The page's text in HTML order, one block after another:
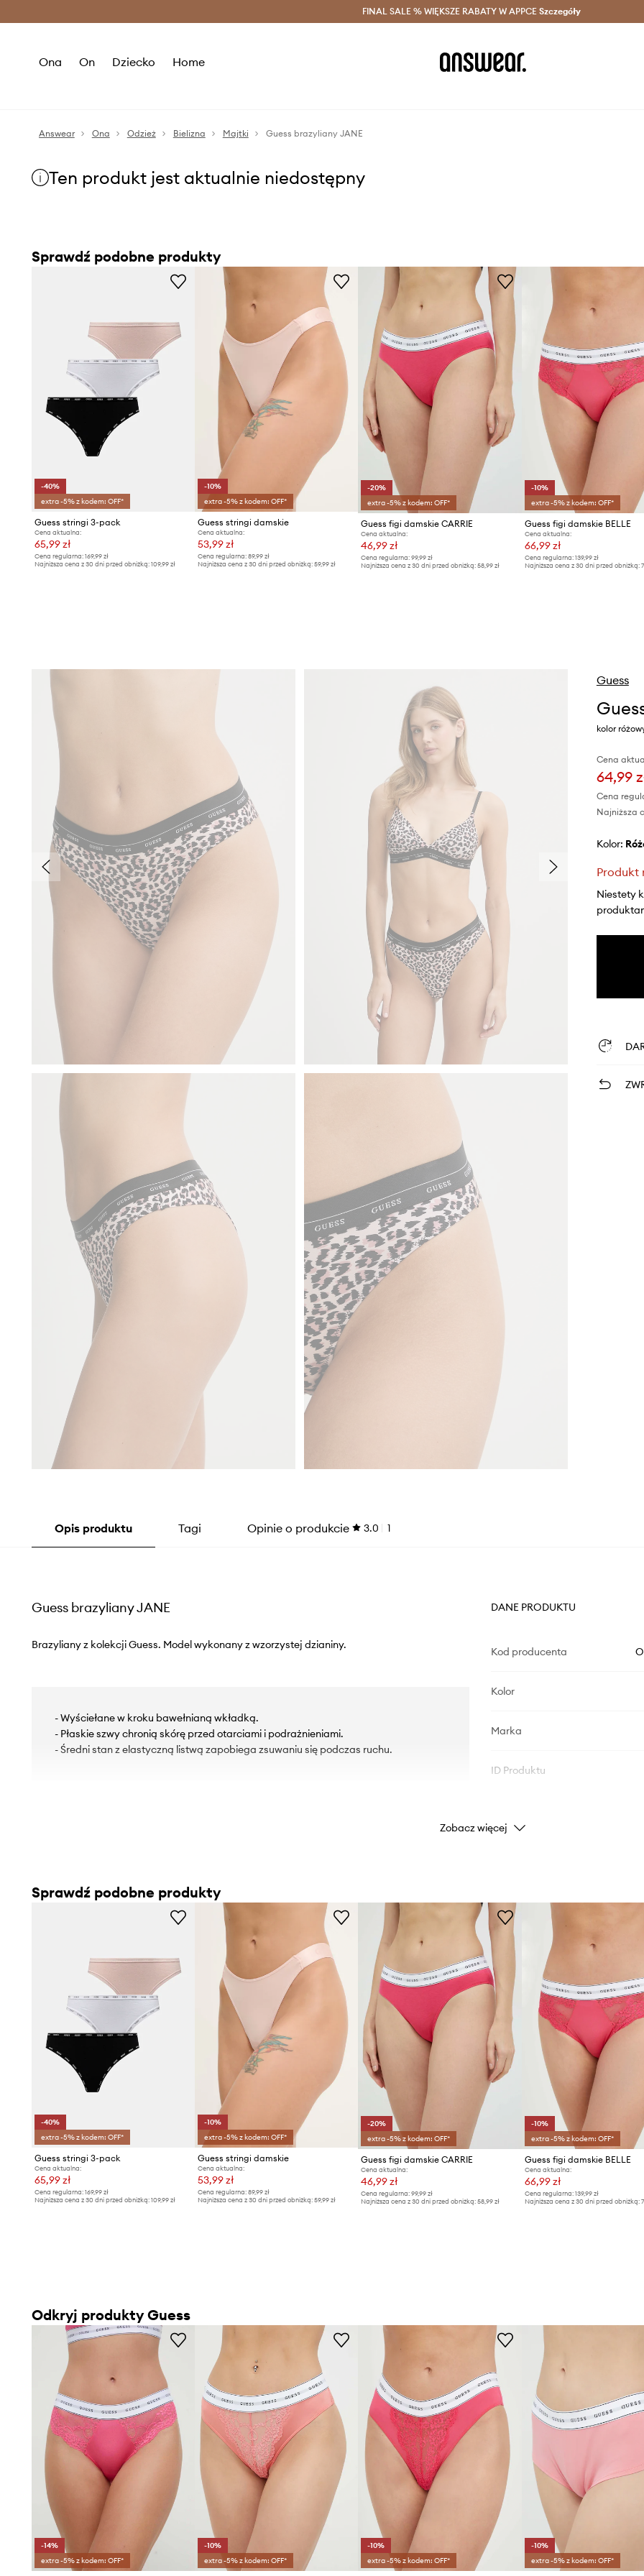
Oszczędzaj z Answear Club > Dostawa nawet w 24h >
FINAL SALE % WIĘKSZE RABATY W APPCE Szczegóły
Ona On Dziecko Home
Answear Ona Odzież Bielizna Majtki Guess brazyliany JANE
Ten produkt jest aktualnie niedostępny
Sprawdź podobne produkty
-40%
extra -5% z kodem: OFF*
Guess stringi 3-pack
Cena aktualna:
65,99 zł
Cena regularna: 169,99 zł
Najniższa cena z 30 dni przed obniżką: 109,99 zł
-10%
extra -5% z kodem: OFF*
Guess stringi damskie
Cena aktualna:
53,99 zł
Cena regularna:89,99 zł
Najniższa cena z 30 dni przed obniżką:59,99 zł
-20%
extra -5% z kodem: OFF*
Guess figi damskie CARRIE
Cena aktualna:
46,99 zł
Cena regularna: 99,99 zł
Najniższa cena z 30 dni przed obniżką: 58,99 zł
-10%
extra -5% z kodem: OFF*
Guess figi damskie BELLE
Cena aktualna:
66,99 zł
Cena regularna: 139,99 zł
Najniższa cena z 30 dni przed obniżką:
Guess
kolor
Cena
64,99
Cena
Najniższa
Kolor:
Produkt
Niestety
Opis produktu Tagi Opinie o produkcie 3.0 1
Guess brazyliany JANE
Brazyliany z kolekcji Guess. Model wykonany z wzorzystej dzianiny.
- Wyściełane w kroku bawełnianą wkładką.
- Płaskie szwy chronią skórę przed otarciami i podrażnieniami.
- Średni stan z elastyczną listwą zapobiega zsuwaniu się podczas ruchu.
DANE PRODUKTU
Kod producenta
Kolor
Marka
ID Produktu
Zobacz więcej
Sprawdź podobne produkty
-40%
extra -5% z kodem: OFF*
Guess stringi 3-pack
Cena aktualna:
65,99 zł
Cena regularna: 169,99 zł
Najniższa cena z 30 dni przed obniżką: 109,99 zł
-10%
extra -5% z kodem: OFF*
Guess stringi damskie
Cena aktualna:
53,99 zł
Cena regularna:89,99 zł
Najniższa cena z 30 dni przed obniżką:59,99 zł
-20%
extra -5% z kodem: OFF*
Guess figi damskie CARRIE
Cena aktualna:
46,99 zł
Cena regularna: 99,99 zł
Najniższa cena z 30 dni przed obniżką: 58,99 zł
-10%
extra -5% z kodem: OFF*
Guess figi damskie BELLE
Cena aktualna:
66,99 zł
Cena regularna: 139,99 zł
Najniższa cena z 30 dni przed obniżką:
Odkryj produkty Guess
-14%
extra -5% z kodem: OFF*
-10%
extra -5% z kodem: OFF*
-10%
extra -5% z kodem: OFF*
-10%
extra -5% z kodem: OFF*